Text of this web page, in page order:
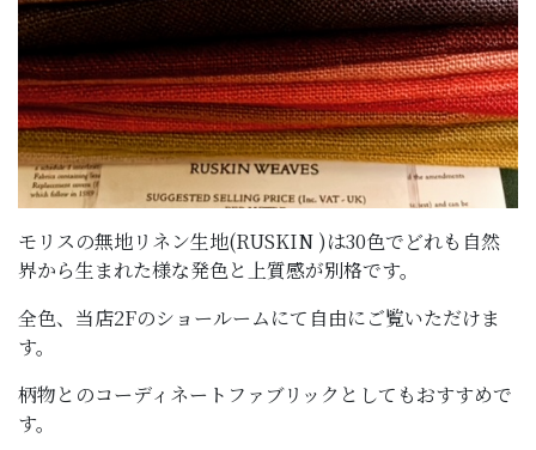
モリスの無地リネン生地(RUSKIN )は30色でどれも自然
界から生まれた様な発色と上質感が別格です。
全色、当店2Fのショールームにて自由にご覧いただけま
す。
柄物とのコーディネートファブリックとしてもおすすめで
す。